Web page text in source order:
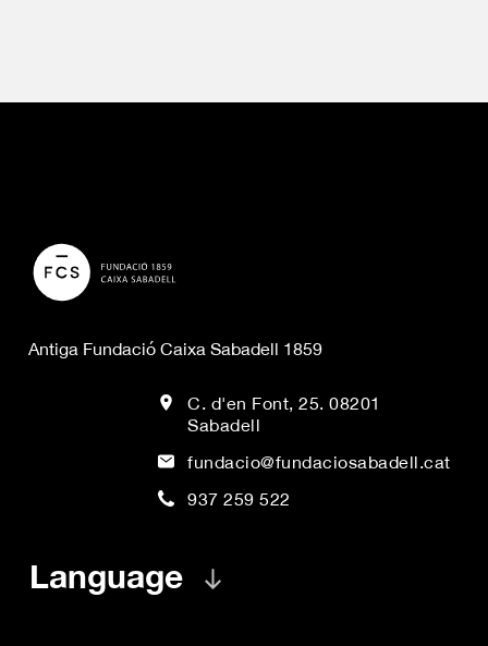
Antiga Fundació Caixa Sabadell 1859
C. d'en Font, 25. 08201
Sabadell
fundacio@fundaciosabadell.cat
937 259 522
Language